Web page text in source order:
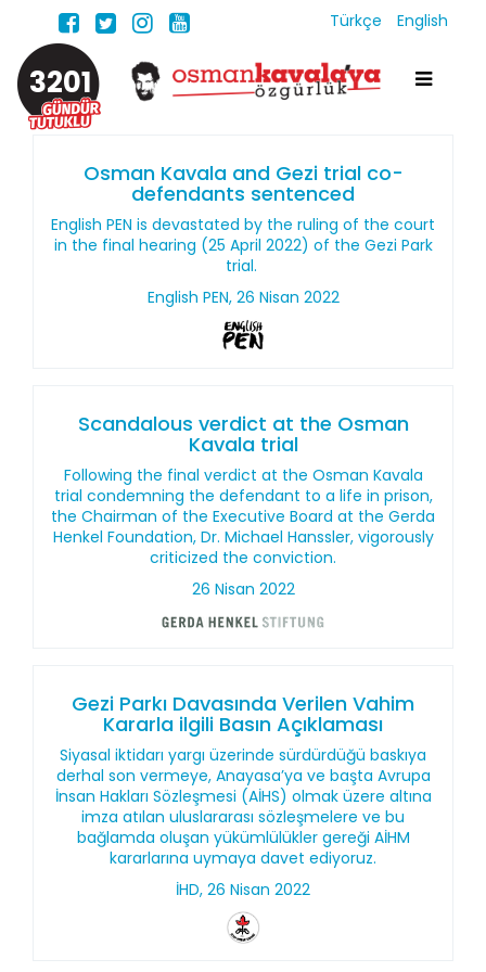
Türkçe English
3201
Osman Kavala and Gezi trial co-
defendants sentenced
English PEN is devastated by the ruling of the court
in the final hearing (25 April 2022) of the Gezi Park
trial.
English PEN, 26 Nisan 2022
Scandalous verdict at the Osman
Kavala trial
Following the final verdict at the Osman Kavala
trial condemning the defendant to a life in prison,
the Chairman of the Executive Board at the Gerda
Henkel Foundation, Dr. Michael Hanssler, vigorously
criticized the conviction.
26 Nisan 2022
Gezi Parkı Davasında Verilen Vahim
Kararla ilgili Basın Açıklaması
Siyasal iktidarı yargı üzerinde sürdürdüğü baskıya
derhal son vermeye, Anayasa’ya ve başta Avrupa
İnsan Hakları Sözleşmesi (AİHS) olmak üzere altına
imza atılan uluslararası sözleşmelere ve bu
bağlamda oluşan yükümlülükler gereği AİHM
kararlarına uymaya davet ediyoruz.
İHD, 26 Nisan 2022